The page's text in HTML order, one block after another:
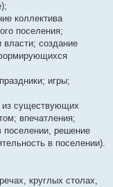
коллектива
поселения;
создание
игры;
из существующих
впечатления;
поселении, решение
в поселении).
круглых столах,